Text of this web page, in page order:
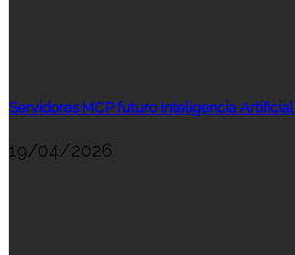
Servidores MCP futuro Inteligencia Artificial
19/04/2026